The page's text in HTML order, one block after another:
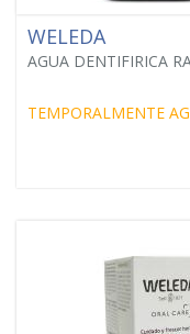
WELEDA
AGUA DENTIFIRICA
TEMPORALMENTE